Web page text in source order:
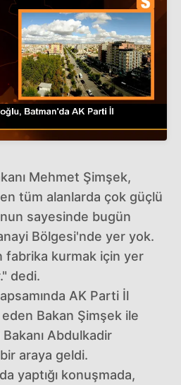
Mehmet Şimşek,
tüm alanlarda çok güçlü
sayesinde bugün
Bölgesi'nde yer yok.
fabrika kurmak için yer
dedi.
AK Parti İl
eden Bakan Şimşek ile
Bakanı Abdulkadir
araya geldi.
yaptığı konuşmada,